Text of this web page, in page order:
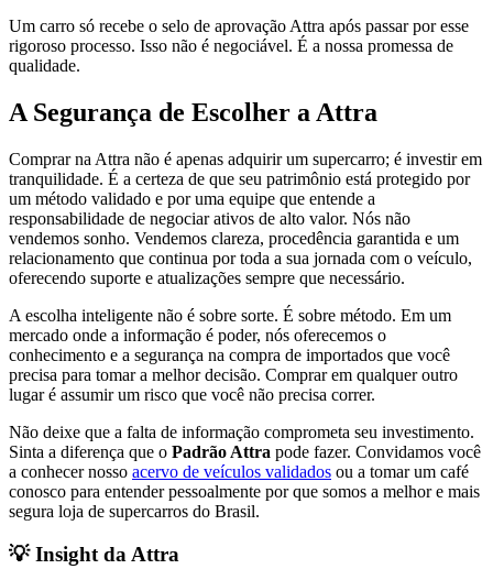
Um carro só recebe o selo de aprovação Attra após passar por esse
rigoroso processo. Isso não é negociável. É a nossa promessa de
qualidade.
A Segurança de Escolher a Attra
Comprar na Attra não é apenas adquirir um supercarro; é investir em
tranquilidade. É a certeza de que seu patrimônio está protegido por
um método validado e por uma equipe que entende a
responsabilidade de negociar ativos de alto valor. Nós não
vendemos sonho. Vendemos clareza, procedência garantida e um
relacionamento que continua por toda a sua jornada com o veículo,
oferecendo suporte e atualizações sempre que necessário.
A escolha inteligente não é sobre sorte. É sobre método. Em um
mercado onde a informação é poder, nós oferecemos o
conhecimento e a segurança na compra de importados que você
precisa para tomar a melhor decisão. Comprar em qualquer outro
lugar é assumir um risco que você não precisa correr.
Não deixe que a falta de informação comprometa seu investimento.
Sinta a diferença que o Padrão Attra pode fazer. Convidamos você
a conhecer nosso acervo de veículos validados ou a tomar um café
conosco para entender pessoalmente por que somos a melhor e mais
segura loja de supercarros do Brasil.
💡 Insight da Attra